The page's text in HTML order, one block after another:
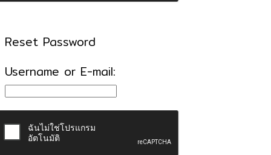
Reset Password
Username or E-mail: